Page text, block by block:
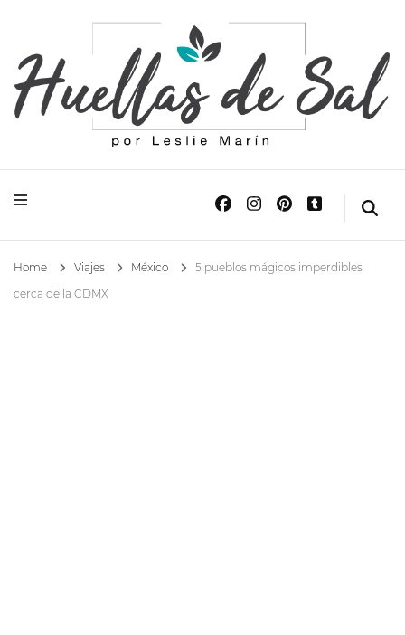
Huellas de Sal
Home Viajes México
5 pueblos mágicos imperdibles
cerca de la CDMX